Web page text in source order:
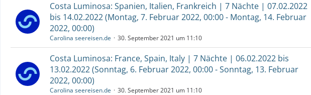
Costa Luminosa: Spanien, Italien, Frankreich | 7 Nächte | 07.02.2022
bis 14.02.2022 (Montag, 7. Februar 2022, 00:00 - Montag, 14. Februar
2022, 00:00)
Carolina seereisen.de 30. September 2021 um 11:10
Costa Luminosa: France, Spain, Italy | 7 Nächte | 06.02.2022 bis
13.02.2022 (Sonntag, 6. Februar 2022, 00:00 - Sonntag, 13. Februar
2022, 00:00)
Carolina seereisen.de 30. September 2021 um 11:10